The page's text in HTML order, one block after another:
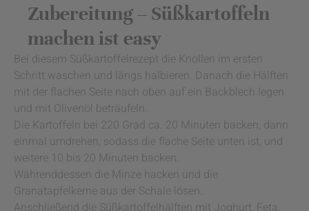
Zubereitung – Süßkartoffeln
machen ist easy
Bei diesem Süßkartoffelrezept die Knollen im ersten
Schritt waschen und längs halbieren. Danach die Hälften
mit der flachen Seite nach oben auf ein Backblech legen
und mit Olivenöl beträufeln.
Die Kartoffeln bei 220 Grad ca. 20 Minuten backen, dann
einmal umdrehen, sodass die flache Seite unten ist, und
weitere 10 bis 20 Minuten backen.
Währenddessen die Minze hacken und die
Granatapfelkerne aus der Schale lösen.
Anschließend die Süßkartoffelhälften mit Joghurt, Feta,